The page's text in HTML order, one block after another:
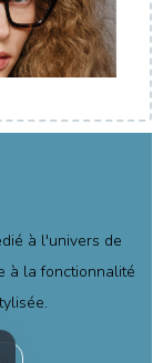
à l'univers de
à la fonctionnalité